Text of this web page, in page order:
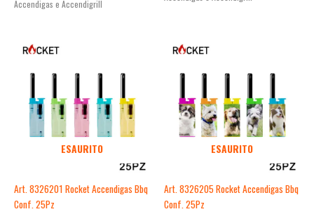
Accendigas e Accendigrill
ESAURITO
Art. 8326201 Rocket Accendigas Bbq
Conf. 25Pz
ESAURITO
Art. 8326205 Rocket Accendigas Bbq
Conf. 25Pz